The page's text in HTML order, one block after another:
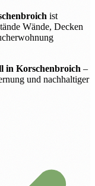
ist
Wände, Decken
in Korschenbroich –
und nachhaltiger